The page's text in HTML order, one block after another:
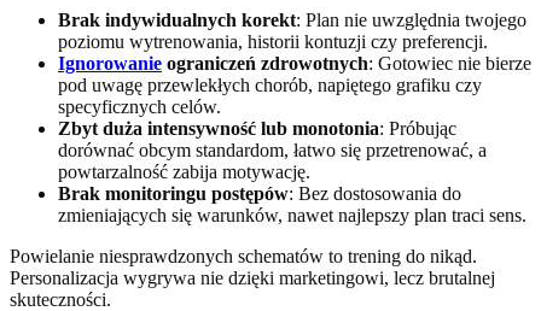
Brak indywidualnych korekt: Plan nie uwzględnia twojego
poziomu wytrenowania, historii kontuzji czy preferencji.
Ignorowanie ograniczeń zdrowotnych: Gotowiec nie bierze
pod uwagę przewlekłych chorób, napiętego grafiku czy
specyficznych celów.
Zbyt duża intensywność lub monotonia: Próbując
dorównać obcym standardom, łatwo się przetrenować, a
powtarzalność zabija motywację.
Brak monitoringu postępów: Bez dostosowania do
zmieniających się warunków, nawet najlepszy plan traci sens.
Powielanie niesprawdzonych schematów to trening do nikąd.
Personalizacja wygrywa nie dzięki marketingowi, lecz brutalnej
skuteczności.